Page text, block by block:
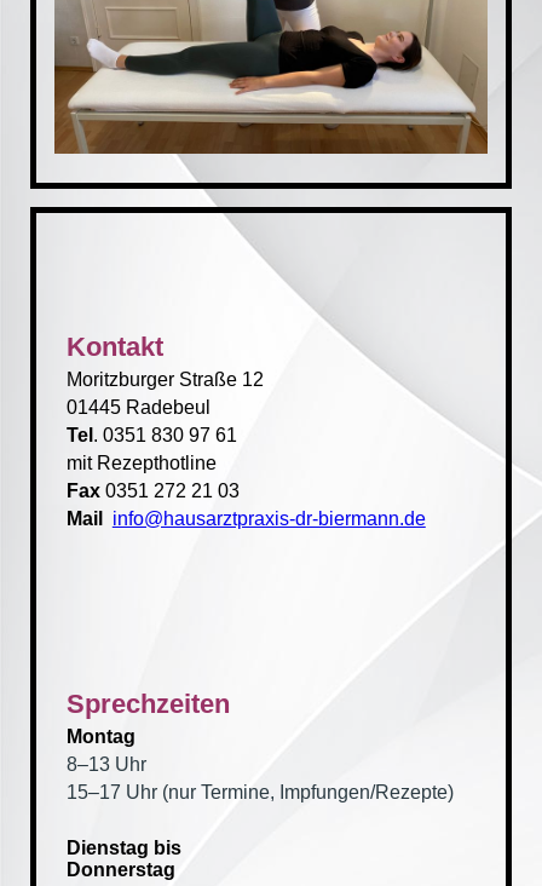
Kontakt
Moritzburger Straße 12
01445 Radebeul
Tel . 0351 830 97 61
mit Rezepthotline
Fax0351 272 21 03
Mail info@hausarztpraxis-dr-biermann.de
Sprechzeiten
Montag
8‒13 Uhr
15‒17 Uhr (nur Termine, Impfungen/Rezepte)
Dienstag bis
Donnerstag